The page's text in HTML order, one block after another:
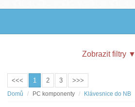
Zobrazit filtry ▼
<<< 1 2 3 >>>
Domů PC komponenty Klávesnice do NB